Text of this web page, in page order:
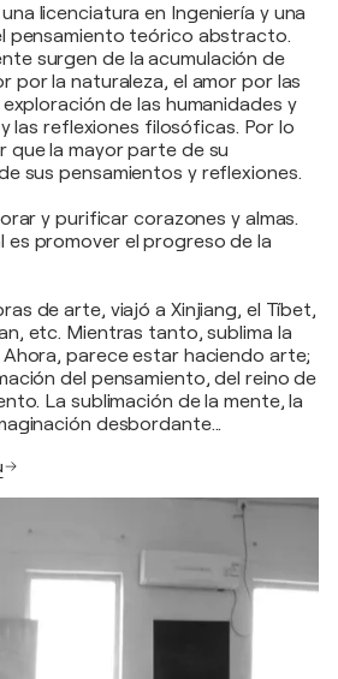
licenciatura en Ingeniería y una
pensamiento teórico abstracto.
surgen de la acumulación de
por la naturaleza, el amor por las
de las humanidades y
las reflexiones filosóficas. Por lo
que la mayor parte de su
sus pensamientos y reflexiones.
y purificar corazones y almas.
es promover el progreso de la
de arte, viajó a Xinjiang, el Tíbet,
etc. Mientras tanto, sublima la
parece estar haciendo arte;
del pensamiento, del reino de
La sublimación de la mente, la
desbordante...